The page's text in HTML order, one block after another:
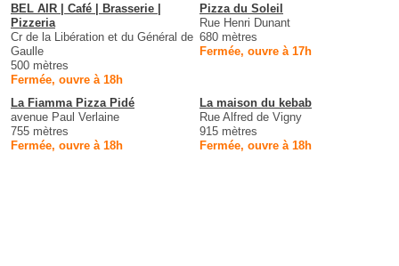
BEL AIR | Café | Brasserie |
Pizzeria
Cr de la Libération et du Général de
Gaulle
500 mètres
Fermée, ouvre à 18h
Pizza du Soleil
Rue Henri Dunant
680 mètres
Fermée, ouvre à 17h
La Fiamma Pizza Pidé
avenue Paul Verlaine
755 mètres
Fermée, ouvre à 18h
La maison du kebab
Rue Alfred de Vigny
915 mètres
Fermée, ouvre à 18h